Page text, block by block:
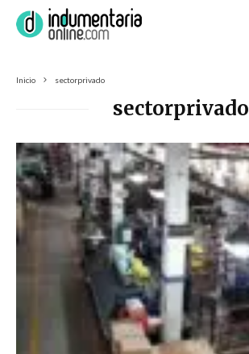
Inicio sectorprivado
sectorprivado